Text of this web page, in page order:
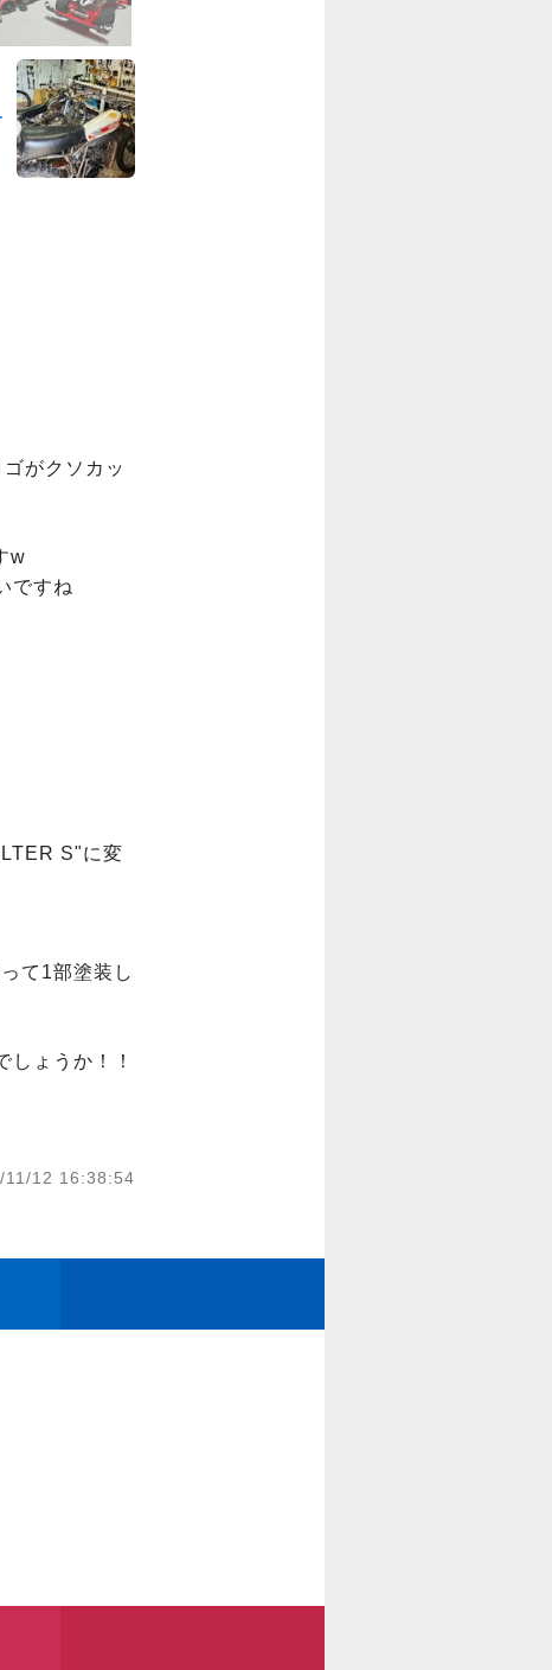
がクソカッ
w
ですね
S"に変
て1部塗装し
ょうか！！
11/12 16:38:54